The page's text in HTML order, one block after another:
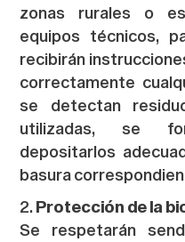
zonas rurales o
equipos técnicos,
recibirán
correctamente
se detectan
utilizadas, se
depositarlos
basura
Protección de la
Se respetarán